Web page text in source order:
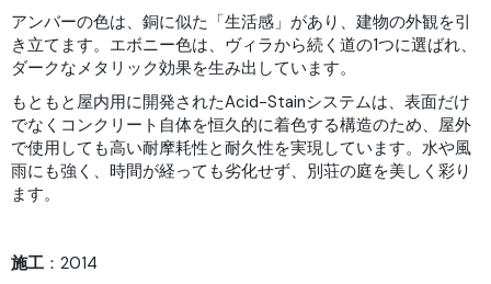
アンバーの色は、銅に似た「生活感」があり、建物の外観を引
き立てます。エボニー色は、ヴィラから続く道の1つに選ばれ、
ダークなメタリック効果を生み出しています。
もともと屋内用に開発されたAcid-Stainシステムは、表面だけ
でなくコンクリート自体を恒久的に着色する構造のため、屋外
で使用しても高い耐摩耗性と耐久性を実現しています。水や風
雨にも強く、時間が経っても劣化せず、別荘の庭を美しく彩り
ます。
施工 ：2014